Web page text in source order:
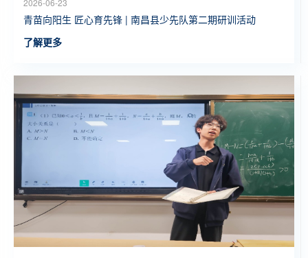
2026-06-23
青苗向阳生 匠心育先锋 | 南昌县少先队第二期研训活动
了解更多